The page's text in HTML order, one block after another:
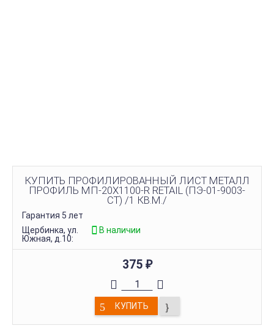
КУПИТЬ ПРОФИЛИРОВАННЫЙ ЛИСТ МЕТАЛЛ
ПРОФИЛЬ МП-20Х1100-R RETAIL (ПЭ-01-9003-
СТ) /1 КВ.М./
Гарантия 5 лет
Щербинка, ул.
Южная, д.10:
В наличии
375 ₽
КУПИТЬ